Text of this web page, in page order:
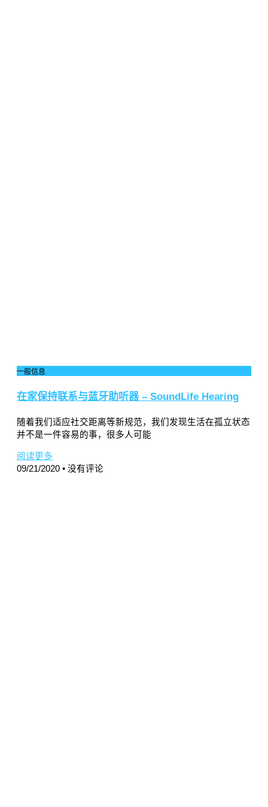
一般信息
在家保持联系与蓝牙助听器 – SoundLife Hearing
随着我们适应社交距离等新规范，我们发现生活在孤立状态
并不是一件容易的事，很多人可能
阅读更多
09/21/2020
没有评论